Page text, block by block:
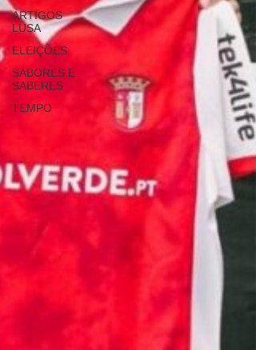
ARTIGOS
LUSA
ELEIÇÕES
SABORES E
SABERES
TEMPO